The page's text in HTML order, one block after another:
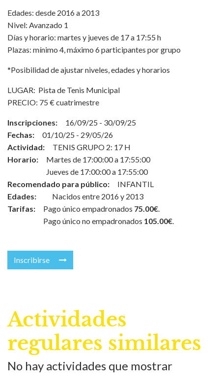
Edades: desde 2016 a 2013
Nivel: Avanzado 1
Días y horario: martes y jueves de 17 a 17:55 h
Plazas: mínimo 4, máximo 6 participantes por grupo
*Posibilidad de ajustar niveles, edades y horarios
LUGAR: Pista de Tenis Municipal
PRECIO: 75 € cuatrimestre
Inscripciones:
16/09/25 - 30/09/25
Fechas:
01/10/25 - 29/05/26
Actividad:
TENIS GRUPO 2: 17 H
Horario:
Martes de 17:00:00 a 17:55:00
Jueves de 17:00:00 a 17:55:00
Recomendado para público:
INFANTIL
Edades:
Nacidos entre 2016 y 2013
Tarifas:
Pago único empadronados 75.00€.
Pago único no empadronados 105.00€.
Inscribirse
Actividades
regulares similares
No hay actividades que mostrar